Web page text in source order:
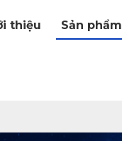
thiệu Sản phẩm